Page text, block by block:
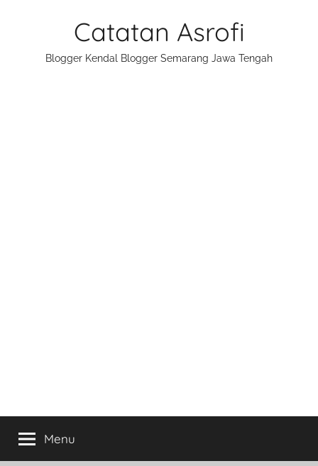
Catatan Asrofi
Blogger Kendal Blogger Semarang Jawa Tengah
Menu